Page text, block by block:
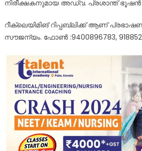
നിരീക്ഷകനുമായ അഡ്വ. പ്രശാന്ത് ഭൂഷൻ
റീക്ലെയിമിങ് റിപ്പബ്ലിക്ക് ആണ്
സൗജന്യം. ഫോൺ :9400896783,